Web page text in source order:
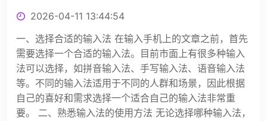
2026-04-11 13:44:54
一、选择合适的输入法 在输入手机上的文章之前，首先
需要选择一个合适的输入法。目前市面上有很多种输入
法可以选择，如拼音输入法、手写输入法、语音输入法
等。不同的输入法适用于不同的人群和场景，因此根据
自己的喜好和需求选择一个适合自己的输入法非常重
要。 二、熟悉输入法的使用方法 无论选择哪种输入法，